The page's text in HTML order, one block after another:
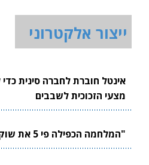
ייצור אלקטרוני
אינטל חוברת לחברה סינית
מצעי הזכוכית לשבבים
"המלחמה הכפילה פי 5 את שוק הייצור המיידי"